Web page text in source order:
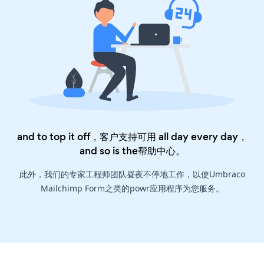
and to top it off，客户支持可用 all day every day，
and so is the帮助中心。
此外，我们的专家工程师团队昼夜不停地工作，以使Umbraco
Mailchimp Form之类的powr应用程序为您服务。